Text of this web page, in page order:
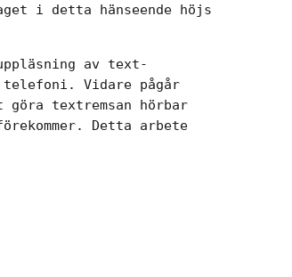
i detta hänseende höjs
av text-
telefoni. Vidare pågår
textremsan hörbar
Detta arbete